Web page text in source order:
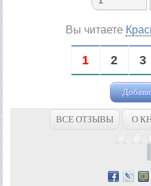
Вы читаете
1 2 3
ВСЕ ОТЗЫВЫ О